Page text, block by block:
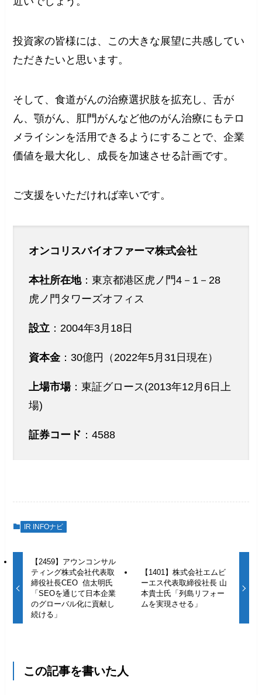
投資家の皆様には、この大きな展望に共感してい
ただきたいと思います。
そして、食道がんの治療選択肢を拡充し、舌が
ん、顎がん、肛門がんなど他のがん治療にもテロ
メライシンを活用できるようにすることで、企業
価値を最大化し、成長を加速させる計画です。
ご支援をいただければ幸いです。
オンコリスバイオファーマ株式会社
本社所在地：東京都港区虎ノ門4－1－28
虎ノ門タワーズオフィス
設立 ：2004年3月18日
資本金 ：30億円（2022年5月31日現在）
上場市場：東証グロース(2013年12月6日上
場)
証券コード ：4588
IR INFOナビ
【2459】アウンコンサル
ティング株式会社代表取
締役社長CEO 信太明氏
「SEOを通じて日本企業
のグローバル化に貢献し
続ける」
【1401】株式会社エムビ
ーエス代表取締役社長 山
本貴士氏「列島リフォー
ムを実現させる」
この記事を書いた人